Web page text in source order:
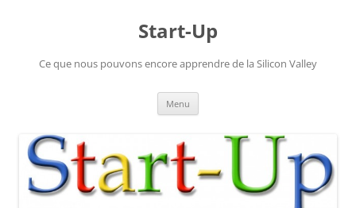
Start-Up
Ce que nous pouvons encore apprendre de la Silicon Valley
Menu